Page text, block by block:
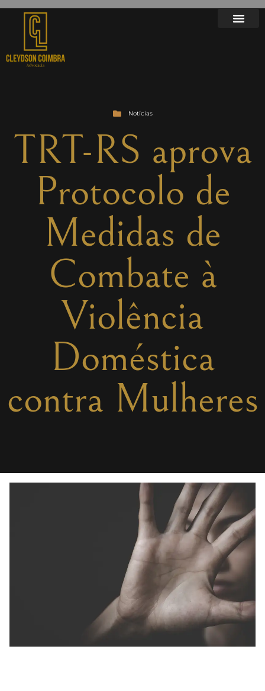
Notícias
TRT-RS aprova
Protocolo de
Medidas de
Combate à
Violência
Doméstica
contra Mulheres